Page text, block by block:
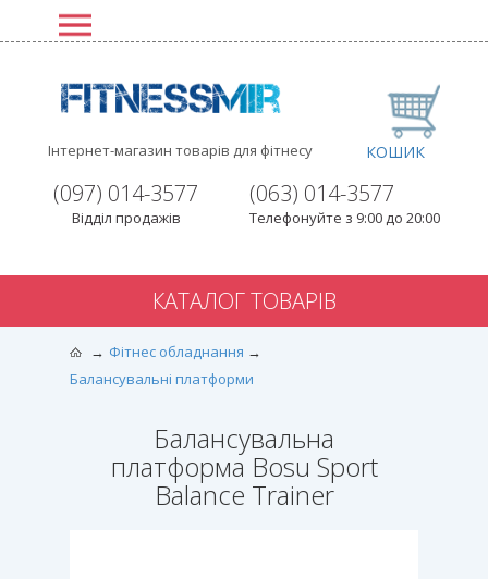
Інтернет-магазин товарів для фітнесу
(063) 014-3577
Телефонуйте з 9:00 до 20:00
(097) 014-3577
Відділ продажів
КОШИК
КАТАЛОГ ТОВАРІВ
Фітнес обладнання
Балансувальні платформи
Балансувальна
платформа Bosu Sport
Balance Trainer